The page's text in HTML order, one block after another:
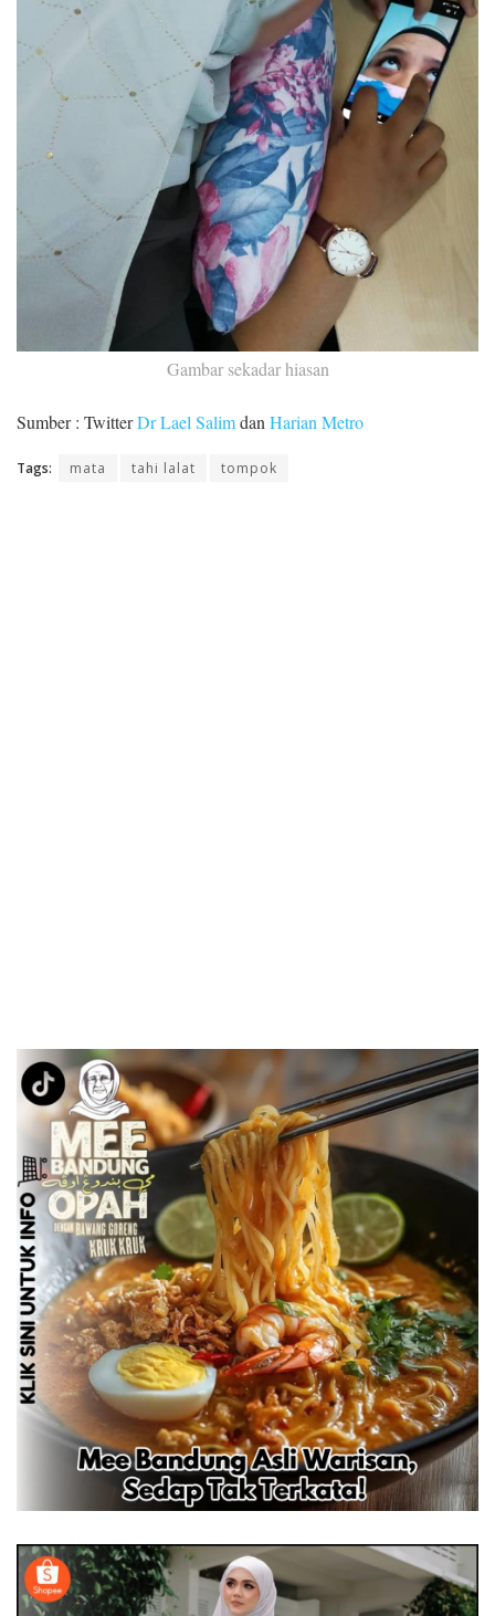
Gambar sekadar hiasan
Sumber : TwitterDr Lael SalimdanHarian Metro
Tags: mata tahi lalat tompok